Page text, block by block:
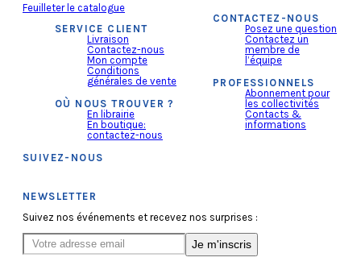
Feuilleter le catalogue
SERVICE CLIENT
Livraison
Contactez-nous
Mon compte
Conditions
générales de vente
OÙ NOUS TROUVER ?
En librairie
En boutique:
contactez-nous
CONTACTEZ-NOUS
Posez une question
Contactez un
membre de
l’équipe
PROFESSIONNELS
Abonnement pour
les collectivités
Contacts &
informations
SUIVEZ-NOUS
NEWSLETTER
Suivez nos événements et recevez nos surprises :
Je m'inscris